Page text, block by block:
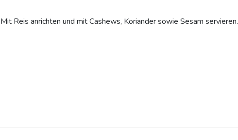
Mit Reis anrichten und mit Cashews, Koriander sowie Sesam servieren.